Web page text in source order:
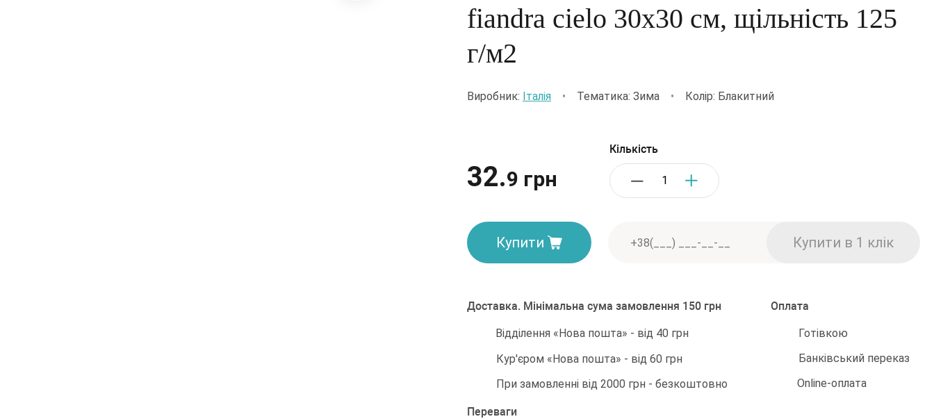
fiandra cielo 30х30 см, щільність 125
г/м2
Виробник: Італія • Тематика: Зима • Колір: Блакитний
32.9 грн
Кількість
Купити
Доставка. Мінімальна сума замовлення 150 грн
Відділення «Нова пошта» - від 40 грн
Кур'єром «Нова пошта» - від 60 грн
При замовленні від 2000 грн - безкоштовно
Оплата
Готівкою
Банківський переказ
Online-оплата
Переваги